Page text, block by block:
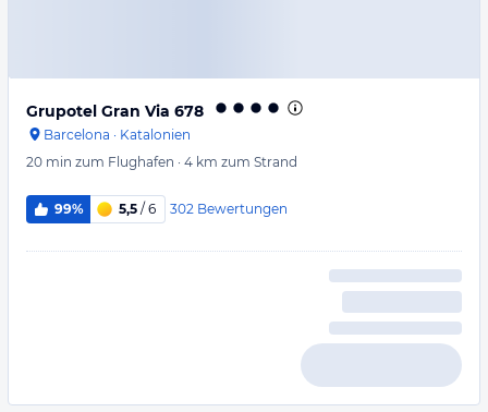
Grupotel Gran Via 678
Barcelona · Katalonien
20 min zum Flughafen · 4 km zum Strand
99% 5,5 / 6 302 Bewertungen